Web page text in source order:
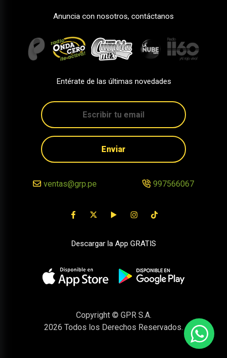
Anuncia con nosotros, contáctanos
Entérate de las últimas novedades
Enviar
ventas@grp.pe 997566067
Descargar la App GRATIS
Copyright © GPR S.A.
2026 Todos los Derechos Reservados.